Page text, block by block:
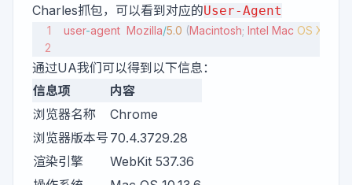
Charles抓包，可以看到对应的User-Agent
user-agent
  Mozilla
/5.0 (Macintosh; Intel Mac OS X
通过UA我们可以得到以下信息：
信息项
内容
浏览器名称
Chrome
浏览器版本号 70.4.3729.28
渲染引擎
WebKit 537.36